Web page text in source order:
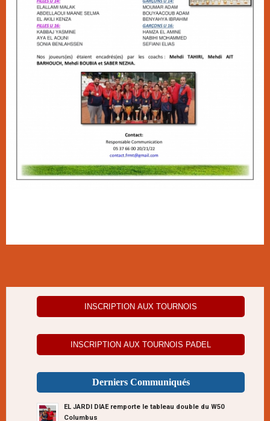
INSCRIPTION AUX TOURNOIS
INSCRIPTION AUX TOURNOIS PADEL
Derniers Communiqués
EL JARDI DIAE remporte le tableau double du W50
Columbus